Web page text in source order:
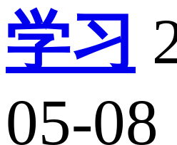
学习
05-08